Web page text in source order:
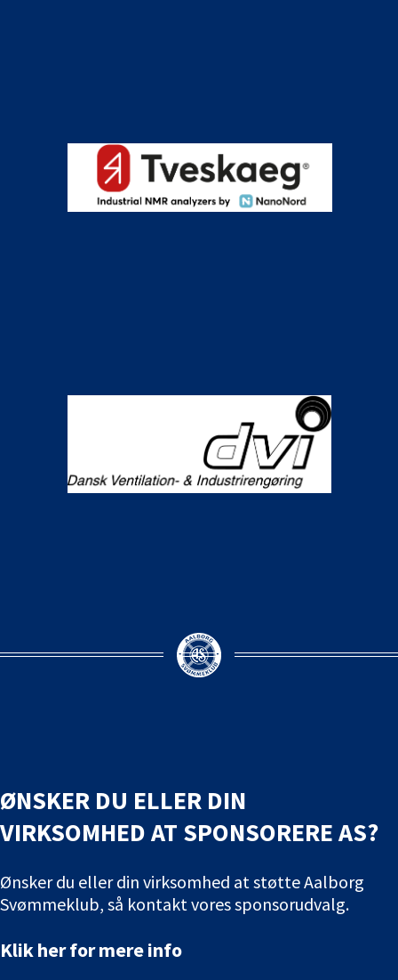
ØNSKER DU ELLER DIN
VIRKSOMHED AT SPONSORERE AS?
Ønsker du eller din virksomhed at støtte Aalborg
Svømmeklub, så kontakt vores sponsorudvalg.
Klik her for mere info